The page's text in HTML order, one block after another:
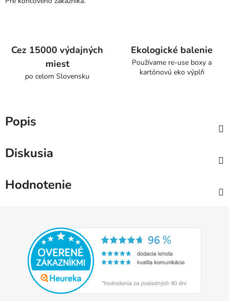
Cez 15000 výdajných
miest
po celom Slovensku
Ekologické balenie
Používame re-use boxy a
kartónovú eko výplň
Popis
Diskusia
Hodnotenie